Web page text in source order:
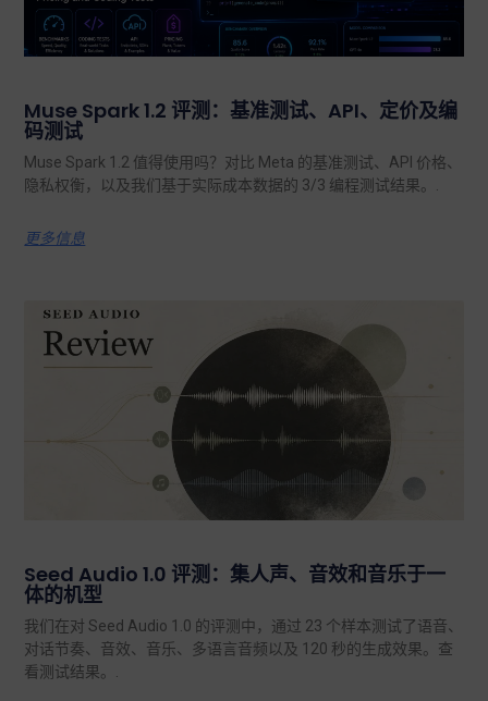
Muse Spark 1.2 评测：基准测试、API、定价及编
码测试
Muse Spark 1.2 值得使用吗？对比 Meta 的基准测试、API 价格、
隐私权衡，以及我们基于实际成本数据的 3/3 编程测试结果。.
更多信息
Seed Audio 1.0 评测：集人声、音效和音乐于一
体的机型
我们在对 Seed Audio 1.0 的评测中，通过 23 个样本测试了语音、
对话节奏、音效、音乐、多语言音频以及 120 秒的生成效果。查
看测试结果。.